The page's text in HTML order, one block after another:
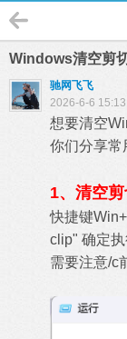
Windows清空剪
驰网飞飞
2026-6-6
想要清空
你们分享常
1、清空
快捷键
clip" 确定执
需要注意/c